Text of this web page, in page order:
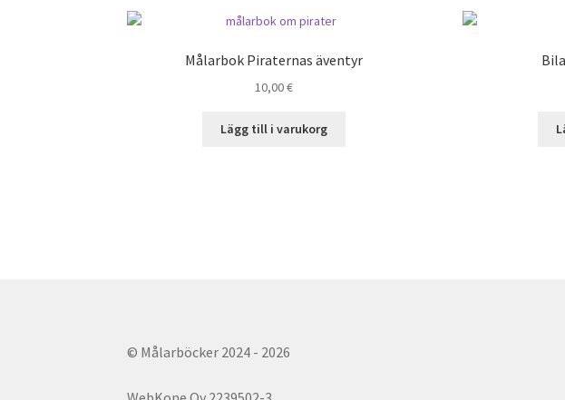
Målarbok Piraternas äventyr
10,00€
Lägg till i varukorg
© Målarböcker 2024 - 2026